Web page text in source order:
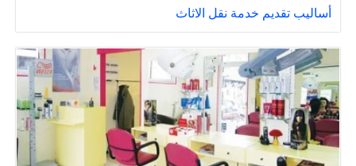
أساليب تقديم خدمة نقل الاثاث